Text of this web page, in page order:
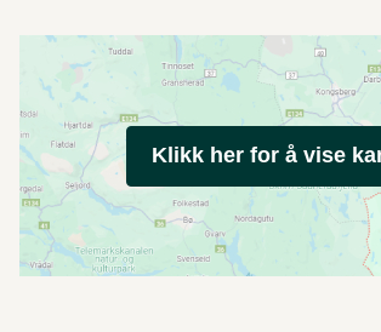
Klikk her for å vise